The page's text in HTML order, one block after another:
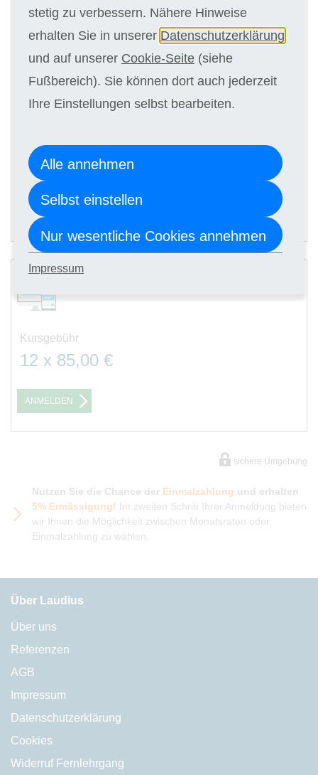
Gedruckte Kursunterlagen
Kursgebühr
12 x 99,00 €
ANMELDEN
Kursgebühr
12 x 85,00 €
ANMELDEN
sichere Umgebung
Nutzen Sie die Chance der Einmalzahlung und erhalten
5% Ermässigung!
Im zweiten Schritt Ihrer Anmeldung bieten
wir Ihnen die Möglichkeit zwischen Monatsraten oder
Einmalzahlung zu wählen.
Über Laudius
Über uns
Referenzen
AGB
Impressum
Datenschutzerklärung
Cookies
Widerruf Fernlehrgang
stetig zu verbessern. Nähere Hinweise
erhalten Sie in unserer Datenschutzerklärung
und auf unserer Cookie-Seite (siehe
Fußbereich). Sie können dort auch jederzeit
Ihre Einstellungen selbst bearbeiten.
Alle annehmen
Selbst einstellen
Nur wesentliche Cookies annehmen
Impressum